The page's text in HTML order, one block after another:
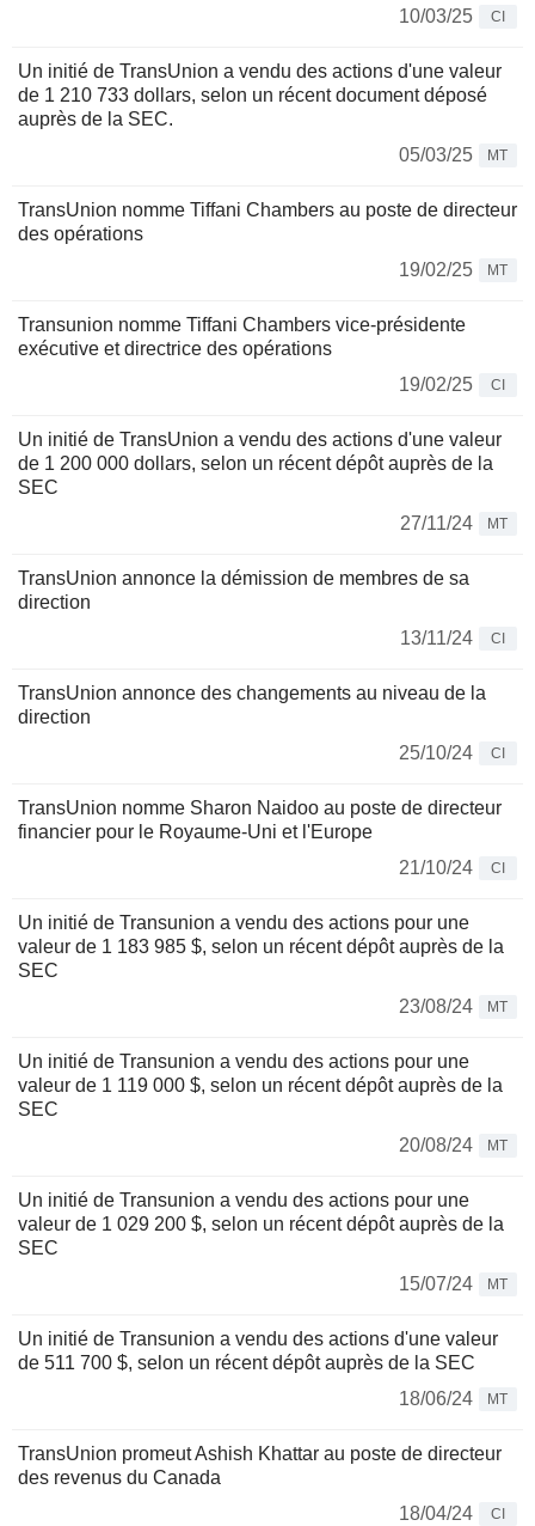
10/03/25 CI
Un initié de TransUnion a vendu des actions d'une valeur
de 1 210 733 dollars, selon un récent document déposé
auprès de la SEC.
05/03/25
MT
TransUnion nomme Tiffani Chambers au poste de directeur
des opérations
19/02/25
MT
Transunion nomme Tiffani Chambers vice-présidente
exécutive et directrice des opérations
19/02/25
CI
Un initié de TransUnion a vendu des actions d'une valeur
de 1 200 000 dollars, selon un récent dépôt auprès de la
SEC
27/11/24
MT
TransUnion annonce la démission de membres de sa
direction
13/11/24
CI
TransUnion annonce des changements au niveau de la
direction
25/10/24
CI
TransUnion nomme Sharon Naidoo au poste de directeur
financier pour le Royaume-Uni et l'Europe
21/10/24
CI
Un initié de Transunion a vendu des actions pour une
valeur de 1 183 985 $, selon un récent dépôt auprès de la
SEC
23/08/24
MT
Un initié de Transunion a vendu des actions pour une
valeur de 1 119 000 $, selon un récent dépôt auprès de la
SEC
20/08/24
MT
Un initié de Transunion a vendu des actions pour une
valeur de 1 029 200 $, selon un récent dépôt auprès de la
SEC
15/07/24
MT
Un initié de Transunion a vendu des actions d'une valeur
de 511 700 $, selon un récent dépôt auprès de la SEC
18/06/24
MT
TransUnion promeut Ashish Khattar au poste de directeur
des revenus du Canada
18/04/24
CI